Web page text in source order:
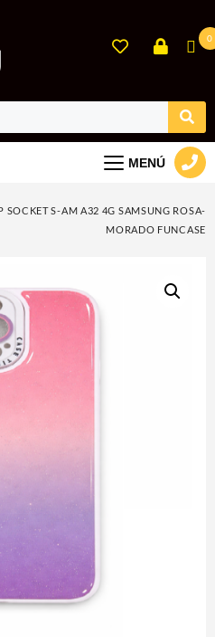
0
MENÚ
SOCKET S-AM A32 4G SAMSUNG ROSA-
MORADO FUNCASE